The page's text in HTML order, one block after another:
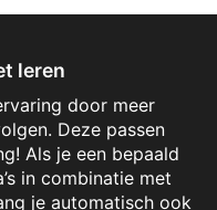
leren
door meer
Deze passen
Als je een bepaald
in combinatie met
je automatisch ook